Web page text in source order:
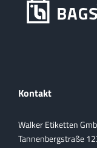
Kontakt
Walker Etiketten
Tannenbergstraße